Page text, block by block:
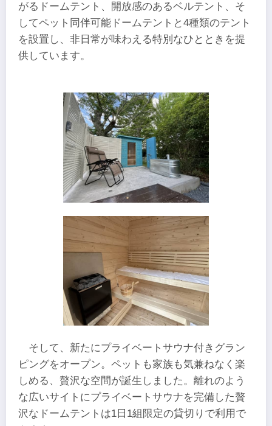
がるドームテント、開放感のあるベルテント、そ
してペット同伴可能ドームテントと4種類のテント
を設置し、非日常が味わえる特別なひとときを提
供しています。
そして、新たにプライベートサウナ付きグラン
ピングをオープン。ペットも家族も気兼ねなく楽
しめる、贅沢な空間が誕生しました。離れのよう
な広いサイトにプライベートサウナを完備した贅
沢なドームテントは1日1組限定の貸切りで利用で